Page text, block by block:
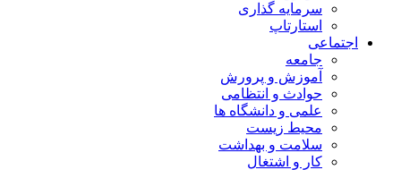
سرمایه گذاری
استارتاپ
اجتماعی
جامعه
آموزش و پرورش
حوادث و انتظامی
علمی و دانشگاه ها
محیط زیست
سلامت و بهداشت
کار و اشتغال